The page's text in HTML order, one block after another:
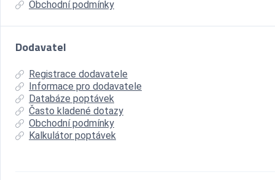
Obchodní podmínky
Dodavatel
Registrace dodavatele
Informace pro dodavatele
Databáze poptávek
Často kladené dotazy
Obchodní podmínky
Kalkulátor poptávek